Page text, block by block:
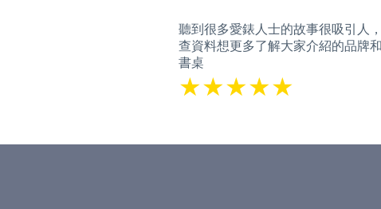
聽到很多愛錶人士的故事很吸引人
查資料想更多了解大家介紹的品牌
書桌
★★★★★